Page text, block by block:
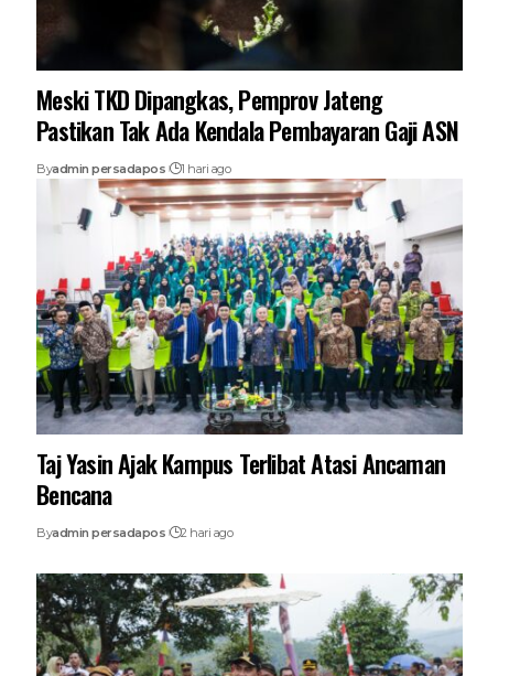
Meski TKD Dipangkas, Pemprov Jateng
Pastikan Tak Ada Kendala Pembayaran Gaji ASN
Byadmin persadapos 1 hari ago
Taj Yasin Ajak Kampus Terlibat Atasi Ancaman
Bencana
Byadmin persadapos 2 hari ago